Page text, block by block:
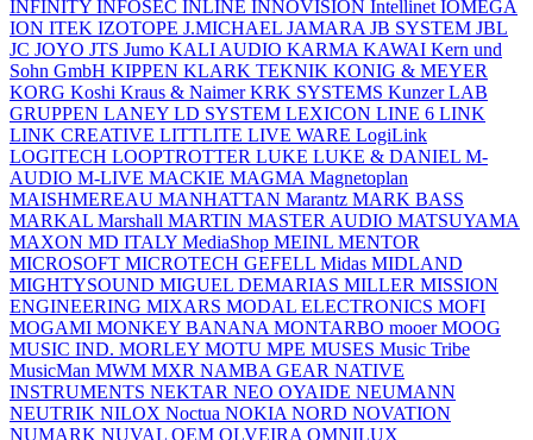
INFINITY INFOSEC INLINE INNOVISION Intellinet IOMEGA
ION ITEK IZOTOPE J.MICHAEL JAMARA JB SYSTEM JBL
JC JOYO JTS Jumo KALI AUDIO KARMA KAWAI Kern und
Sohn GmbH KIPPEN KLARK TEKNIK KONIG & MEYER
KORG Koshi Kraus & NaimerKRK SYSTEMS KunzerLAB
GRUPPEN LANEY LD SYSTEM LEXICON LINE 6 LINK
LINK CREATIVE LITTLITE LIVE WARE LogiLink
LOGITECH LOOPTROTTER LUKE LUKE & DANIEL M-
AUDIO M-LIVE MACKIE MAGMA Magnetoplan
MAISHMEREAU MANHATTAN Marantz MARK BASS
MARKAL Marshall MARTIN MASTER AUDIO MATSUYAMA
MAXON MD ITALY MediaShop MEINL MENTOR
MICROSOFT MICROTECH GEFELL Midas MIDLAND
MIGHTYSOUND MIGUEL DEMARIAS MILLER MISSION
ENGINEERING MIXARS MODAL ELECTRONICS MOFI
MOGAMI MONKEY BANANA MONTARBO mooerMOOG
MUSIC IND. MORLEY MOTU MPE MUSES Music Tribe
MusicMan MWM MXR NAMBA GEAR NATIVE
INSTRUMENTS NEKTAR NEO OYAIDE NEUMANN
NEUTRIK NILOX Noctua NOKIA NORD NOVATION
NUMARK NUVAL OEM OLVEIRA OMNILUX